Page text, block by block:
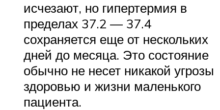
исчезают, но гипертермия в
пределах 37.2 — 37.4
сохраняется еще от нескольких
дней до месяца. Это состояние
обычно не несет никакой угрозы
здоровью и жизни маленького
пациента.